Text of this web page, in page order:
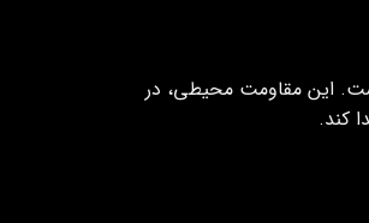
است. این مقاومت محیطی، در
کند.